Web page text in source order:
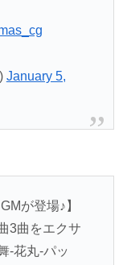
January 5,
が登場♪】
3曲をエクサ
-花丸-パッ